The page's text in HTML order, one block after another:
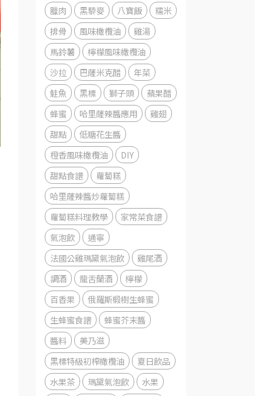
臘肉
黑藜麥 八寶飯
糯米
排骨
風味橄欖油
雞湯
馬鈴薯
檸檬風味橄欖油
沙拉
巴薩米克醋
年菜
鮭魚
黑標 獅子頭
蘋果醋
蜂蜜
哈里薩辣醬應用
雞翅
甜點
低糖花生醬
橙香風味橄欖油
DIY
甜點食譜
蘿蔔糕
哈里薩辣醬炒蘿蔔糕
蘿蔔糕料理教學
家常菜食譜
氣泡飲
通寧
法國公雞瑪黛氣泡飲
雞尾酒
調酒
龍舌蘭酒
檸檬
百香果
俄羅斯椴樹生蜂蜜
生蜂蜜食譜
蜂蜜芥末醬
醬料
美乃滋
黑標特級初榨橄欖油
夏日飲品
水果茶
瑪黛氣泡飲 水果